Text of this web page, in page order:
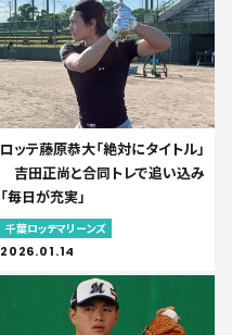
ロッテ藤原恭大「絶対にタイトル」
吉田正尚と合同トレで追い込み
「毎日が充実」
千葉ロッテマリーンズ
2026.01.14